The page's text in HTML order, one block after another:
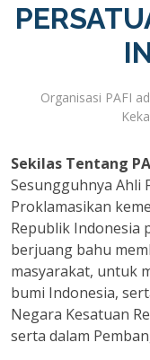
Organisasi PAFI
Sekilas Tentang
Sesungguhnya Ahli
Proklamasikan
Republik Indonesia
berjuang bahu
masyarakat, untuk
bumi Indonesia,
Negara Kesatuan
serta dalam